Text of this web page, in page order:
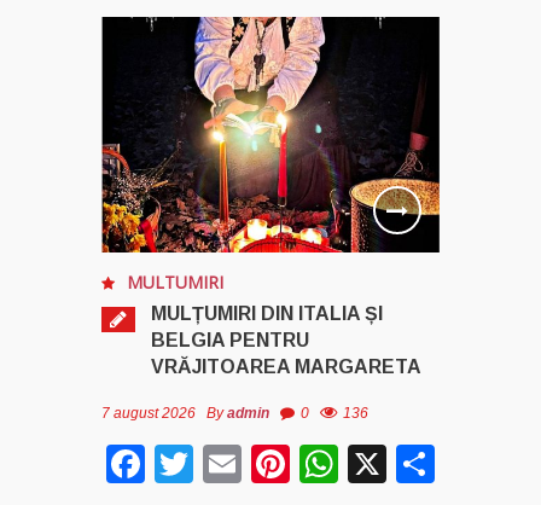
MULTUMIRI
MULȚUMIRI DIN ITALIA ȘI
BELGIA PENTRU
VRĂJITOAREA MARGARETA
7 august 2026 Byadmin 0 136
Facebook
Twitter
EmailPinterest
WhatsApp
X